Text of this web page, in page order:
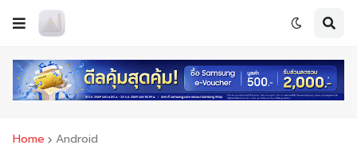
Home Android